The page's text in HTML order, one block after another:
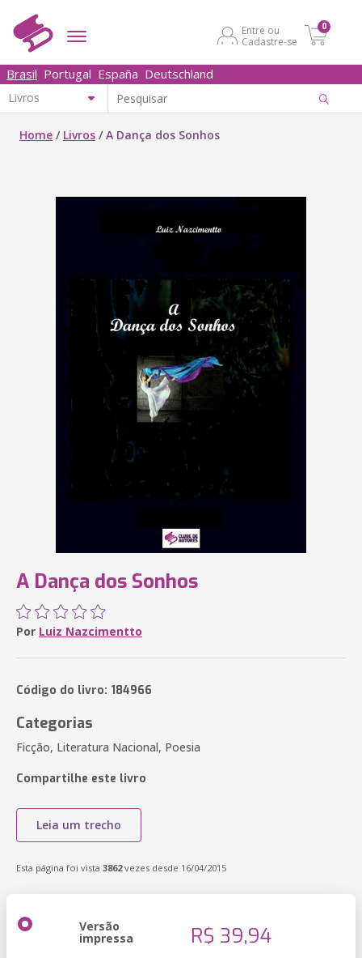
Entre ou
Cadastre-se
0
Brasil Portugal España Deutschland
Home / Livros /A Dança dos Sonhos
A Dança dos Sonhos
Por Luiz Nazcimentto
Código do livro: 184966
Categorias
Ficção, Literatura Nacional, Poesia
Compartilhe este livro
Leia um trecho
Esta página foi vista 3862vezes desde 16/04/2015
Versão
impressa R$ 39,94